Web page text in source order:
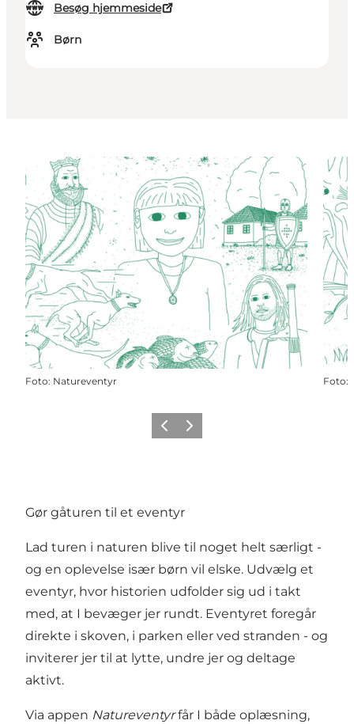
Besøg hjemmeside
Børn
Foto: Natureventyr Foto:
ForrigeNæste
Gør gåturen til et eventyr
Lad turen i naturen blive til noget helt særligt -
og en oplevelse især børn vil elske. Udvælg et
eventyr, hvor historien udfolder sig ud i takt
med, at I bevæger jer rundt. Eventyret foregår
direkte i skoven, i parken eller ved stranden - og
inviterer jer til at lytte, undre jer og deltage
aktivt.
Via appen Natureventyrfår I både oplæsning,